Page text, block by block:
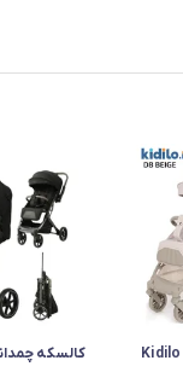
کالسکه چمدانی کیدیلو Kidilo